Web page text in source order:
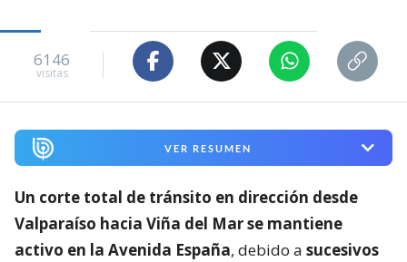
6146
visitas
VER RESUMEN
Un corte total de tránsito en dirección desde
Valparaíso hacia Viña del Mar se mantiene
activo en la Avenida España, debido a sucesivos